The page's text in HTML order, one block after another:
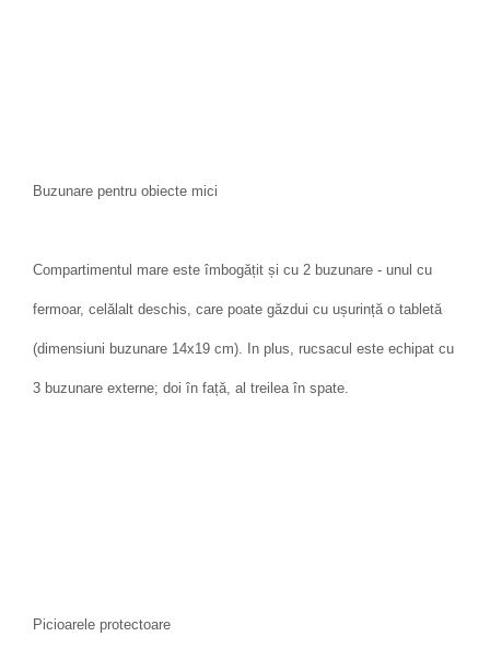
Buzunare pentru obiecte mici
Compartimentul mare este îmbogățit și cu 2 buzunare - unul cu
fermoar, celălalt deschis, care poate găzdui cu ușurință o tabletă
(dimensiuni buzunare 14x19 cm). In plus, rucsacul este echipat cu
3 buzunare externe; doi în față, al treilea în spate.
Picioarele protectoare